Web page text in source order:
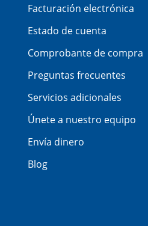
Facturación electrónica
Estado de cuenta
Comprobante de compra
Preguntas frecuentes
Servicios adicionales
Únete a nuestro equipo
Envía dinero
Blog